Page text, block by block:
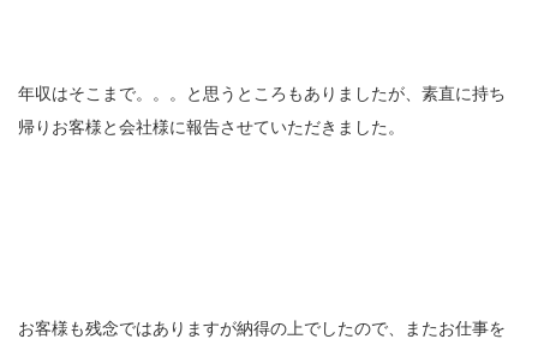
年収はそこまで。。。と思うところもありましたが、素直に持ち
帰りお客様と会社様に報告させていただきました。
お客様も残念ではありますが納得の上でしたので、またお仕事を